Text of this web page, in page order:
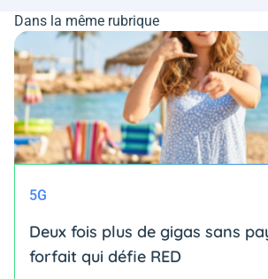
Dans la même rubrique
5G
Deux fois plus de gigas sans
forfait qui défie RED